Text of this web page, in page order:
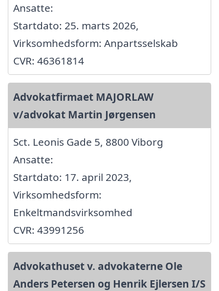
Ansatte:
Startdato: 25. marts 2026,
Virksomhedsform: Anpartsselskab
CVR: 46361814
Advokatfirmaet MAJORLAW
v/advokat Martin Jørgensen
Sct. Leonis Gade 5, 8800 Viborg
Ansatte:
Startdato: 17. april 2023,
Virksomhedsform:
Enkeltmandsvirksomhed
CVR: 43991256
Advokathuset v. advokaterne Ole
Anders Petersen og Henrik Ejlersen I/S